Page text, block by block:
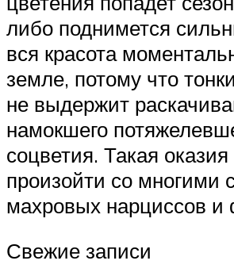
либо поднимется
вся красота
земле, потому что
не выдержит
намокшего
соцветия. Такая
произойти со многими
махровых нарциссов и
Свежие записи